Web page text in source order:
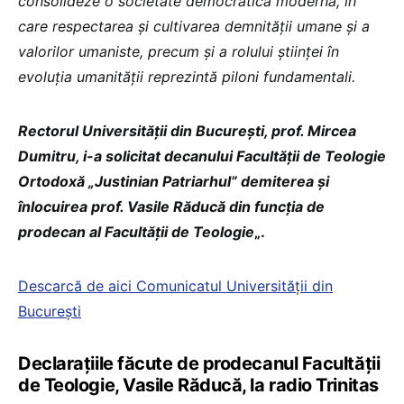
care respectarea și cultivarea demnității umane și a
valorilor umaniste, precum și a rolului științei în
evoluția umanității reprezintă piloni fundamentali.
Rectorul Universității din București, prof. Mircea
Dumitru, i-a solicitat decanului Facultății de Teologie
Ortodoxă „Justinian Patriarhul” demiterea și
înlocuirea prof. Vasile Răducă din funcția de
prodecan al Facultății de Teologie„.
Descarcă de aici Comunicatul Universității din
București
Declarațiile făcute de prodecanul Facultății
de Teologie, Vasile Răducă, la radio Trinitas